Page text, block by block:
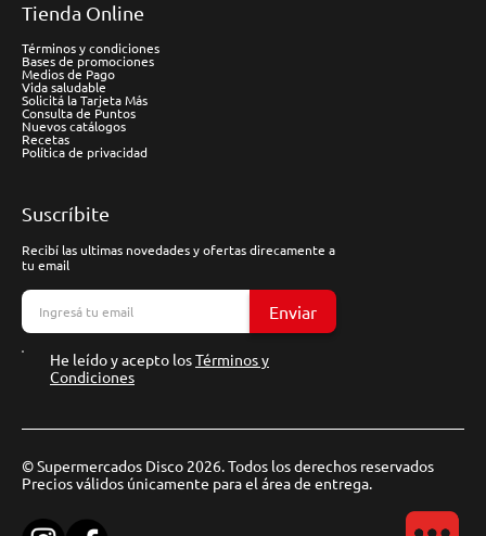
Tienda Online
Términos y condiciones
Bases de promociones
Medios de Pago
Vida saludable
Solicitá la Tarjeta Más
Consulta de Puntos
Nuevos catálogos
Recetas
Política de privacidad
Suscríbite
Recibí las ultimas novedades y ofertas direcamente a
tu email
Enviar
He leído y acepto losTérminos y
Condiciones
© Supermercados Disco 2026. Todos los derechos reservados
Precios válidos únicamente para el área de entrega.